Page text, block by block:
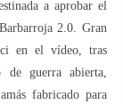
a aprobar el
2.0. Gran
en el vídeo, tras
guerra abierta,
fabricado para